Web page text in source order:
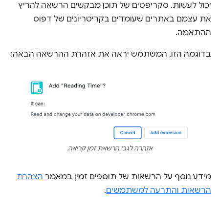
יכול לעשות. סקריפטים של תוכן מבקשים הרשאה להריץ
את עצמם באתרים שעומדים בקריטריונים של דפוס
ההתאמה.
בדוגמה הזו, המשתמש יראה את אזהרת ההרשאה הבאה:
אזהרה לגבי הרשאת זמן קריאה.
מידע נוסף על הרשאות של תוספים זמין במאמר הצהרת
הרשאות והתרעה למשתמשים.